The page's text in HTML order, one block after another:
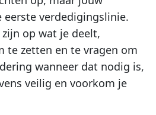
eerste verdedigingslinie.
op wat je deelt,
te zetten en te vragen om
wanneer dat nodig is,
veilig en voorkom je